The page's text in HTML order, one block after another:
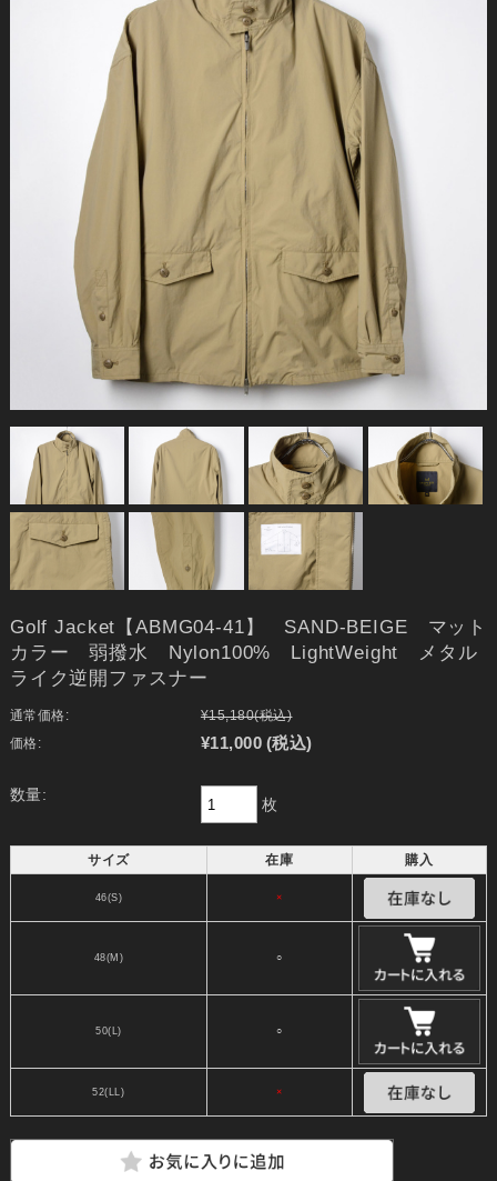
Golf Jacket【ABMG04-41】 SAND-BEIGE マット
カラー 弱撥水 Nylon100% LightWeight メタル
ライク逆開ファスナー
通常価格: ¥15,180(税込)
価格: ¥11,000 (税込)
数量:
枚
サイズ 在庫 購入
46(S) ×
48(M) ○
50(L) ○
52(LL) ×